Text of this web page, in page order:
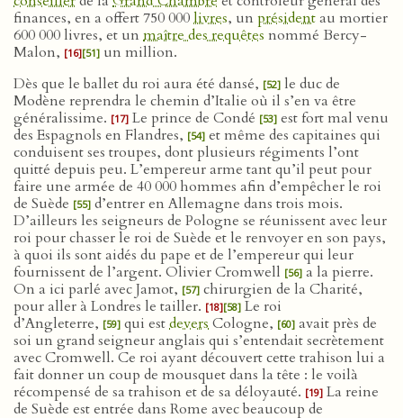
finances, en a offert 750 000livres, un présidentau mortier
600 000 livres, et un maître des requêtes nommé Bercy-
Malon, [16][51] un million.
Dès que le ballet du roi aura été dansé, [52] le duc de
Modène reprendra le chemin d’Italie où il s’en va être
généralissime. [17] Le prince de Condé [53] est fort mal venu
des Espagnols en Flandres, [54] et même des capitaines qui
conduisent ses troupes, dont plusieurs régiments l’ont
quitté depuis peu. L’empereur arme tant qu’il peut pour
faire une armée de 40 000 hommes afin d’empêcher le roi
de Suède [55] d’entrer en Allemagne dans trois mois.
D’ailleurs les seigneurs de Pologne se réunissent avec leur
roi pour chasser le roi de Suède et le renvoyer en son pays,
à quoi ils sont aidés du pape et de l’empereur qui leur
fournissent de l’argent. Olivier Cromwell [56] a la pierre.
On a ici parlé avec Jamot, [57] chirurgien de la Charité,
pour aller à Londres le tailler. [18][58] Le roi
d’Angleterre, [59] qui estdeversCologne, [60] avait près de
soi un grand seigneur anglais qui s’entendait secrètement
avec Cromwell. Ce roi ayant découvert cette trahison lui a
fait donner un coup de mousquet dans la tête : le voilà
récompensé de sa trahison et de sa déloyauté. [19] La reine
de Suède est entrée dans Rome avec beaucoup de